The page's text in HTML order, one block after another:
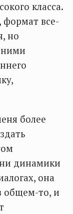
класса.
формат все-
но
ними
более
динамики
она
общем-то, и